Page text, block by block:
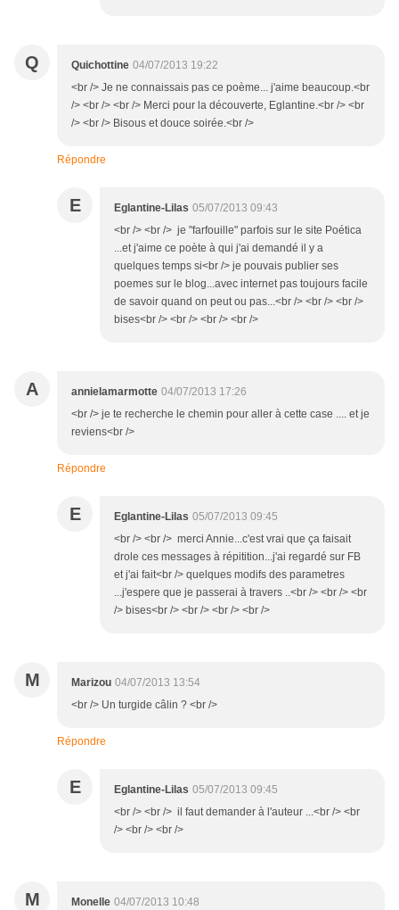
Q Quichottine 04/07/2013 19:22
<br /> Je ne connaissais pas ce poème... j'aime beaucoup.<br
/> <br /> <br /> Merci pour la découverte, Eglantine.<br /> <br
/> <br /> Bisous et douce soirée.<br />
Répondre
E Eglantine-Lilas 05/07/2013 09:43
<br /> <br /> je "farfouille" parfois sur le site Poética
...et j'aime ce poète à qui j'ai demandé il y a
quelques temps si<br /> je pouvais publier ses
poemes sur le blog...avec internet pas toujours facile
de savoir quand on peut ou pas...<br /> <br /> <br />
bises<br /> <br /> <br /> <br />
A annielamarmotte 04/07/2013 17:26
<br /> je te recherche le chemin pour aller à cette case .... et je
reviens<br />
Répondre
E Eglantine-Lilas 05/07/2013 09:45
<br /> <br /> merci Annie...c'est vrai que ça faisait
drole ces messages à répitition...j'ai regardé sur FB
et j'ai fait<br /> quelques modifs des parametres
...j'espere que je passerai à travers ..<br /> <br /> <br
/> bises<br /> <br /> <br /> <br />
M Marizou 04/07/2013 13:54
<br /> Un turgide câlin ? <br />
Répondre
E Eglantine-Lilas 05/07/2013 09:45
<br /> <br /> il faut demander à l'auteur ...<br /> <br
/> <br /> <br />
M Monelle 04/07/2013 10:48